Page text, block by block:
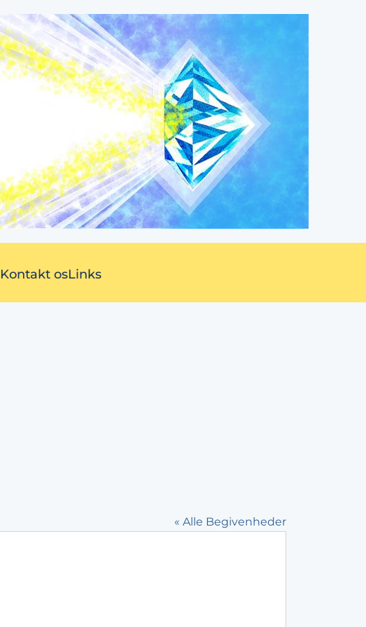
Kontakt osLinks
« Alle Begivenheder